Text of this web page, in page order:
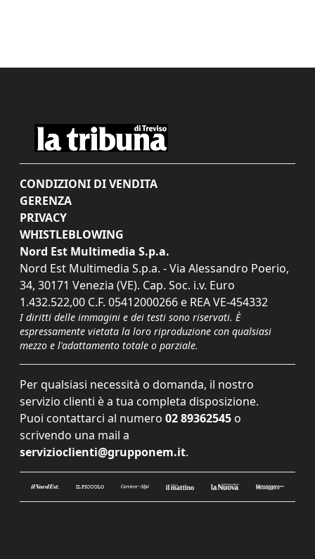
CONDIZIONI DI VENDITA
GERENZA
PRIVACY
WHISTLEBLOWING
Nord Est Multimedia S.p.a.
Nord Est Multimedia S.p.a. - Via Alessandro Poerio,
34, 30171 Venezia (VE). Cap. Soc. i.v. Euro
1.432.522,00 C.F. 05412000266 e REA VE-454332
I diritti delle immagini e dei testi sono riservati. È
espressamente vietata la loro riproduzione con qualsiasi
mezzo e l'adattamento totale o parziale.
Per qualsiasi necessità o domanda, il nostro
servizio clienti è a tua completa disposizione.
Puoi contattarci al numero 02 89362545 o
scrivendo una mail a
servizioclienti@grupponem.it.